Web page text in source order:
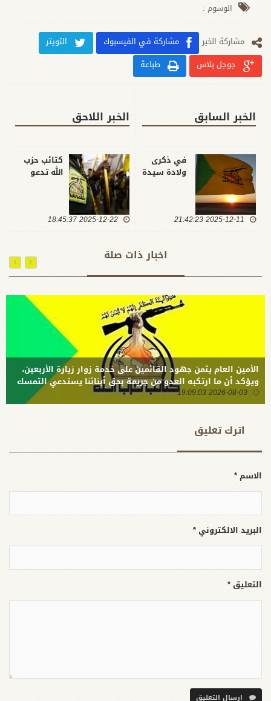
الوسوم :
مشارکة الخبر مشاركة في الفيسبوك
التويتر
جوجل بلاس
طباعة
الخبر السابق
في ذكرى
ولادة سيدة
الله:
متكاملة
والوعي
والجهاد
2025-12-11 21:42:23
الخبر اللاحق
كتائب حزب
الله تدعو
إلى التعامل
فرصة لإعادة
بناء الانسان
الرسالي
القادر على
التمييز
والصمود
2025-12-22 18:45:37
اخبار ذات صلة
الأمين العام يثمن جهود القائمين على خدمة زوار زيارة الأربعين،
ويؤكد أن ما ارتكبه العدو من جريمة بحق أبنائنا يستدعي التمسك
بالسلاح وتطويره لردع كل من يريد بنا شراً
2026-08-03 19:09:03
اترك تعلیق
الاسم *
البريد الالكتروني *
التعليق *
ارسال التعليق